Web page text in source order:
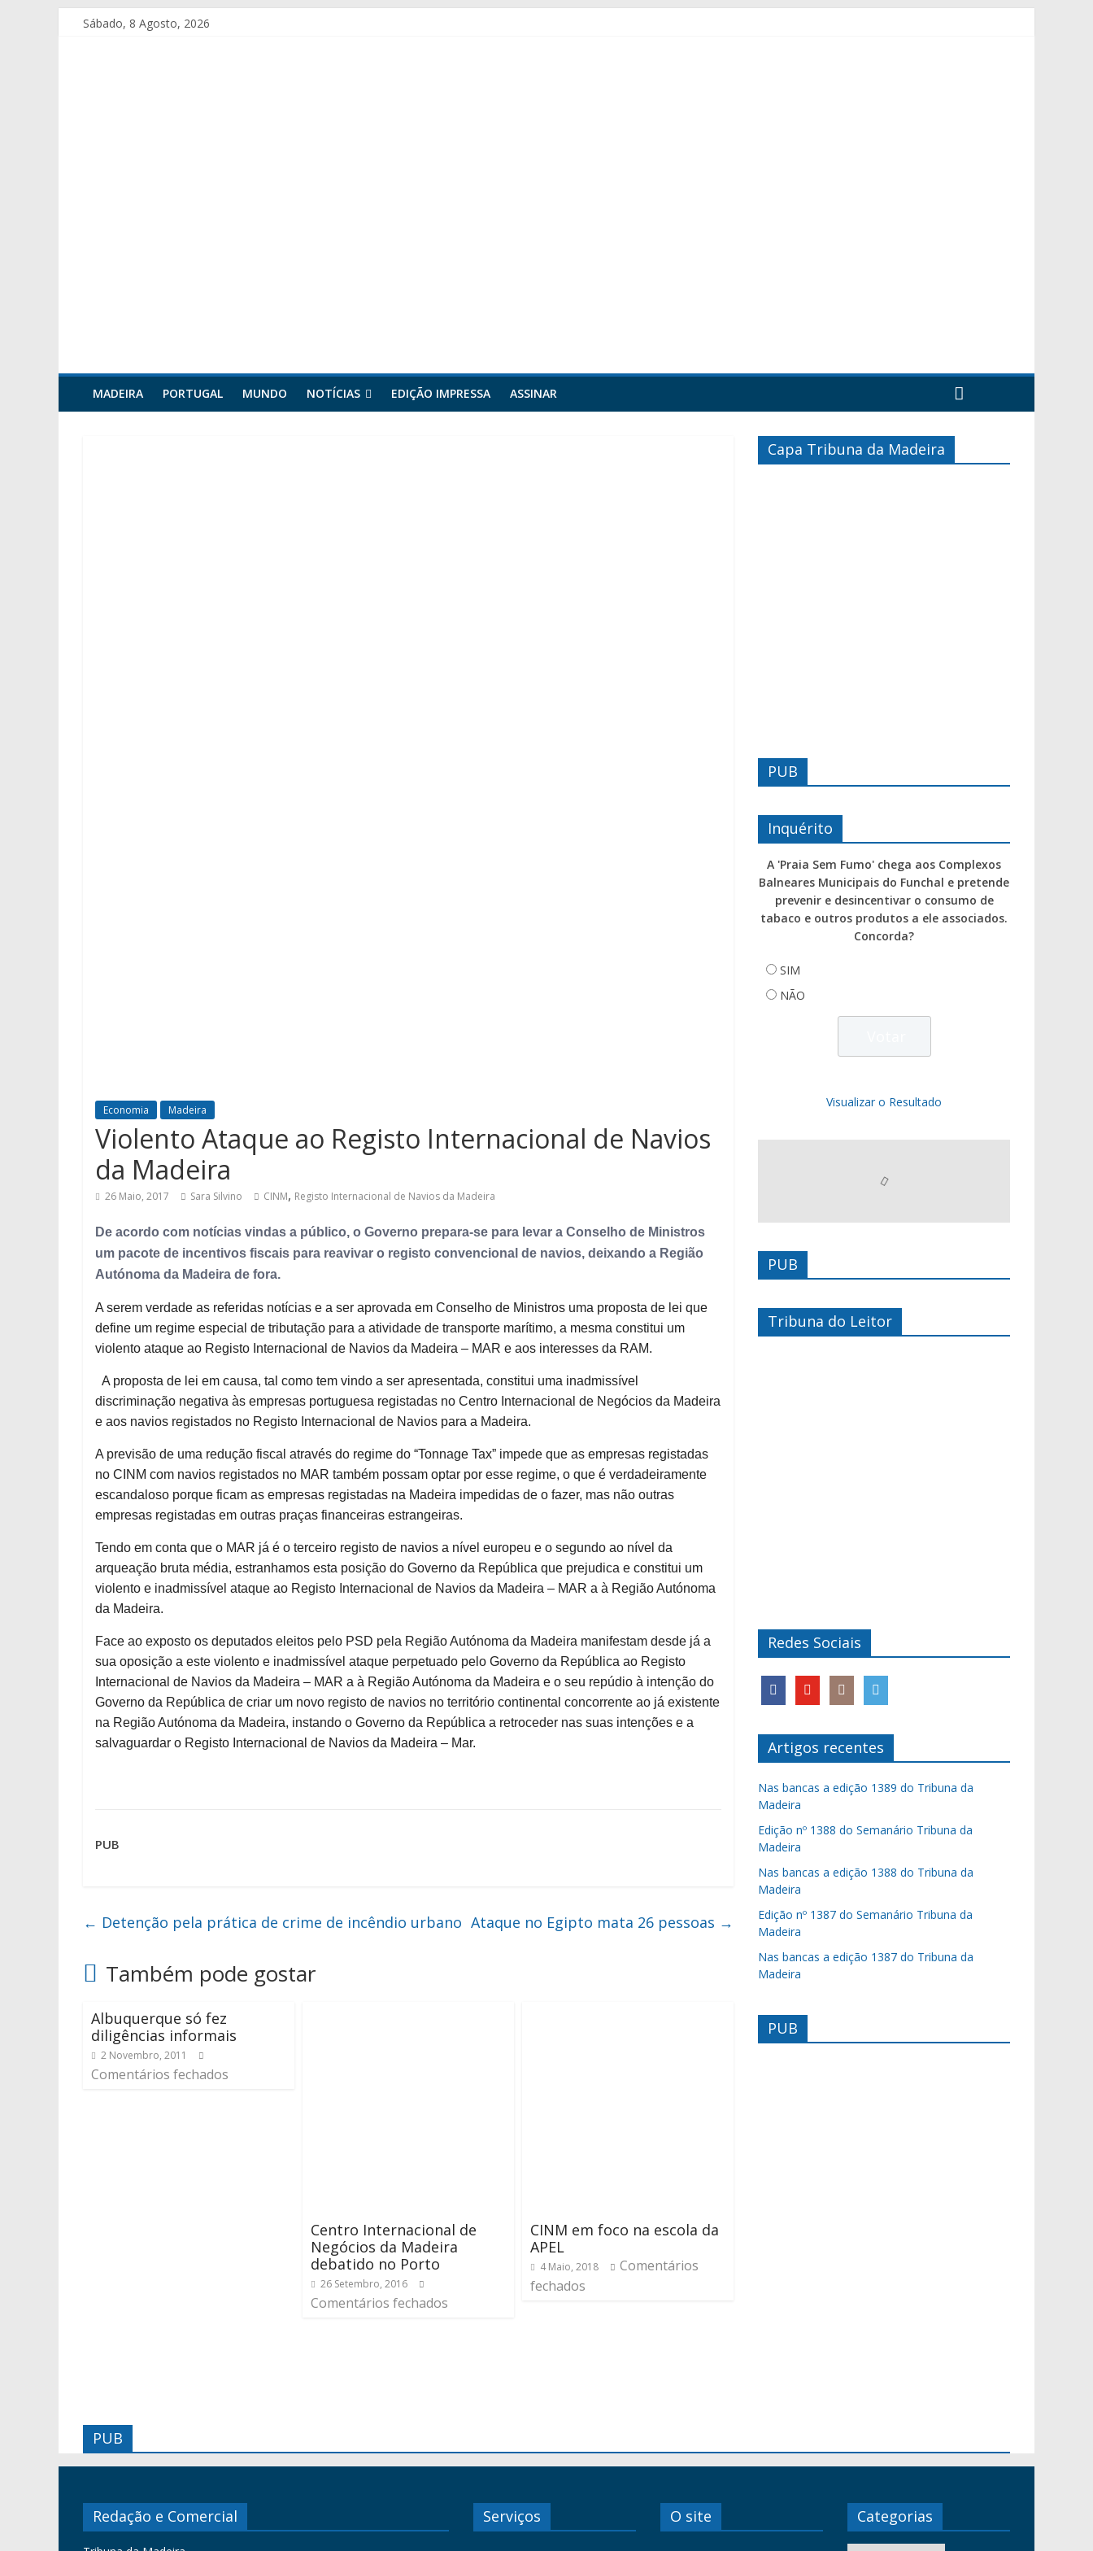
Sábado, 8 Agosto, 2026
MADEIRA PORTUGAL MUNDO NOTÍCIAS EDIÇÃO IMPRESSA ASSINAR
Economia Madeira
Violento Ataque ao Registo Internacional de Navios
da Madeira
26 Maio, 2017 Sara Silvino CINM, Registo Internacional de Navios da Madeira
De acordo com notícias vindas a público, o Governo prepara-se para levar a Conselho de Ministros
um pacote de incentivos fiscais para reavivar o registo convencional de navios, deixando a Região
Autónoma da Madeira de fora.
A serem verdade as referidas notícias e a ser aprovada em Conselho de Ministros uma proposta de lei que
define um regime especial de tributação para a atividade de transporte marítimo, a mesma constitui um
violento ataque ao Registo Internacional de Navios da Madeira – MAR e aos interesses da RAM.
A proposta de lei em causa, tal como tem vindo a ser apresentada, constitui uma inadmissível
discriminação negativa às empresas portuguesa registadas no Centro Internacional de Negócios da Madeira
e aos navios registados no Registo Internacional de Navios para a Madeira.
A previsão de uma redução fiscal através do regime do “Tonnage Tax” impede que as empresas registadas
no CINM com navios registados no MAR também possam optar por esse regime, o que é verdadeiramente
escandaloso porque ficam as empresas registadas na Madeira impedidas de o fazer, mas não outras
empresas registadas em outras praças financeiras estrangeiras.
Tendo em conta que o MAR já é o terceiro registo de navios a nível europeu e o segundo ao nível da
arqueação bruta média, estranhamos esta posição do Governo da República que prejudica e constitui um
violento e inadmissível ataque ao Registo Internacional de Navios da Madeira – MAR a à Região Autónoma
da Madeira.
Face ao exposto os deputados eleitos pelo PSD pela Região Autónoma da Madeira manifestam desde já a
sua oposição a este violento e inadmissível ataque perpetuado pelo Governo da República ao Registo
Internacional de Navios da Madeira – MAR a à Região Autónoma da Madeira e o seu repúdio à intenção do
Governo da República de criar um novo registo de navios no território continental concorrente ao já existente
na Região Autónoma da Madeira, instando o Governo da República a retroceder nas suas intenções e a
salvaguardar o Registo Internacional de Navios da Madeira – Mar.
PUB
← Detenção pela prática de crime de incêndio urbano Ataque no Egipto mata 26 pessoas →
Também pode gostar
Albuquerque só fez
diligências informais
2 Novembro, 2011
Comentários fechados
Centro Internacional de
Negócios da Madeira
debatido no Porto
26 Setembro, 2016
Comentários fechados
CINM em foco na escola da
APEL
4 Maio, 2018
Comentários
fechados
Capa Tribuna da Madeira
PUB
Inquérito
A 'Praia Sem Fumo' chega aos Complexos
Balneares Municipais do Funchal e pretende
prevenir e desincentivar o consumo de
tabaco e outros produtos a ele associados.
Concorda?
SIM
NÃO
Visualizar o Resultado
PUB
Tribuna do Leitor
Redes Sociais
Artigos recentes
Nas bancas a edição 1389 do Tribuna da
Madeira
Edição nº 1388 do Semanário Tribuna da
Madeira
Nas bancas a edição 1388 do Tribuna da
Madeira
Edição nº 1387 do Semanário Tribuna da
Madeira
Nas bancas a edição 1387 do Tribuna da
Madeira
PUB
PUB
Redação e Comercial Serviços O site Categorias